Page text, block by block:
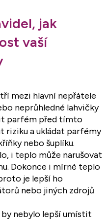
jak
vaší
mezi hlavní nepřátele
neprůhledné lahvičky
parfém před tímto
riziku a ukládat parfémy
nebo šuplíku.
i teplo může narušovat
Dokonce i mírné teplo
je lepší ho
nebo jiných zdrojů
by nebylo lepší umístit